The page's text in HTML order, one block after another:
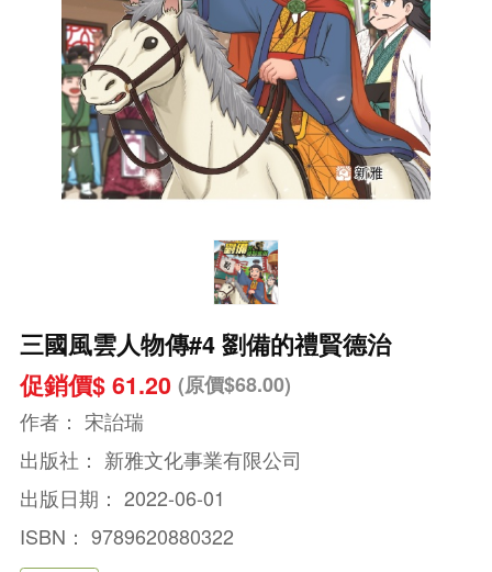
三國風雲人物傳#4 劉備的禮賢德治
促銷價$ 61.20 (原價$68.00)
作者： 宋詒瑞
出版社： 新雅文化事業有限公司
出版日期： 2022-06-01
ISBN： 9789620880322